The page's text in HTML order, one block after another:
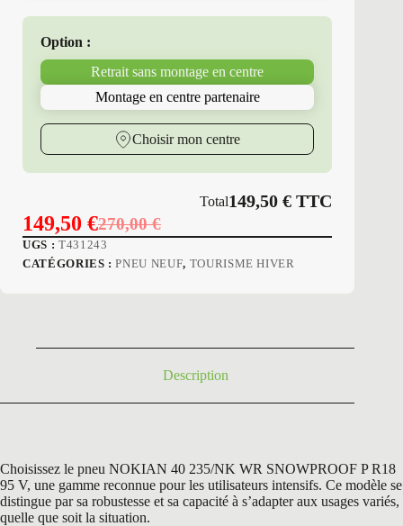
Option :
Retrait sans montage en centre
Montage en centre partenaire
Choisir mon centre
Total149,50€ TTC
270,00€
Le
prix
149,50 €
Le
prix
UGS : T431243
CATÉGORIES :PNEU NEUF, TOURISME HIVER
Description
Choisissez le pneu NOKIAN 40 235/NK WR SNOWPROOF P R18
95 V, une gamme reconnue pour les utilisateurs intensifs. Ce modèle se
distingue par sa robustesse et sa capacité à s’adapter aux usages variés,
quelle que soit la situation.